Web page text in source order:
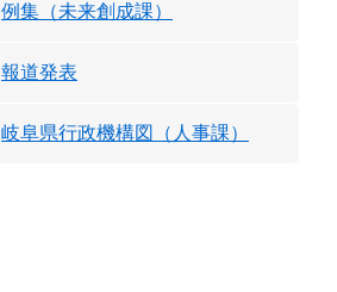
例集（未来創成課）
報道発表
岐阜県行政機構図（人事課）